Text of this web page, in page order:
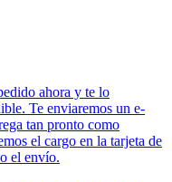
ahora y te lo
Te enviaremos un e-
tan pronto como
el cargo en la tarjeta de
el envío.